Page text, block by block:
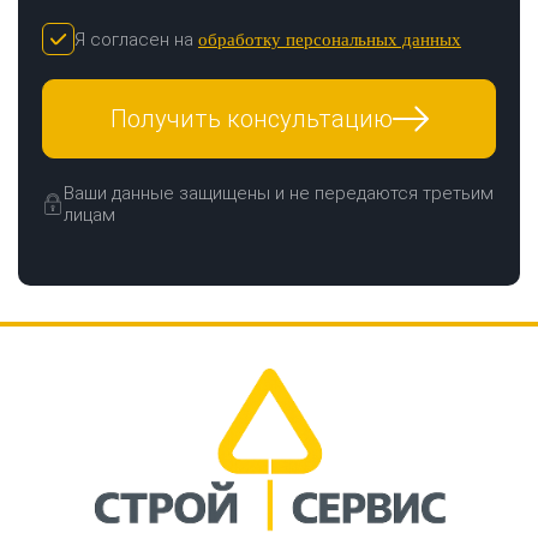
Я согласен на обработку персональных данных
Получить консультацию
Ваши данные защищены и не передаются третьим
лицам